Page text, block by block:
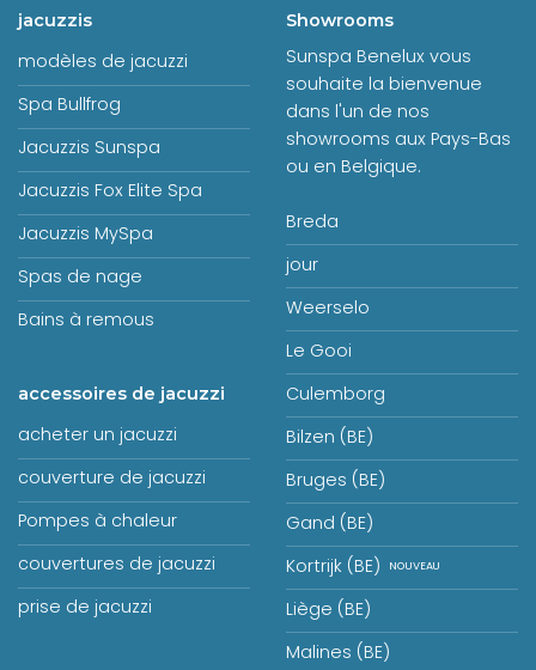
jacuzzis
modèles de jacuzzi
Spa Bullfrog
Jacuzzis Sunspa
Jacuzzis Fox Elite Spa
Jacuzzis MySpa
Spas de nage
Bains à remous
accessoires de jacuzzi
acheter un jacuzzi
couverture de jacuzzi
Pompes à chaleur
couvertures de jacuzzi
prise de jacuzzi
Showrooms
Sunspa Benelux vous
souhaite la bienvenue
dans l'un de nos
showrooms aux Pays-Bas
ou en Belgique.
Breda
jour
Weerselo
Le Gooi
Culemborg
Bilzen (BE)
Bruges (BE)
Gand (BE)
Kortrijk (BE)
Liège (BE)
Malines (BE)